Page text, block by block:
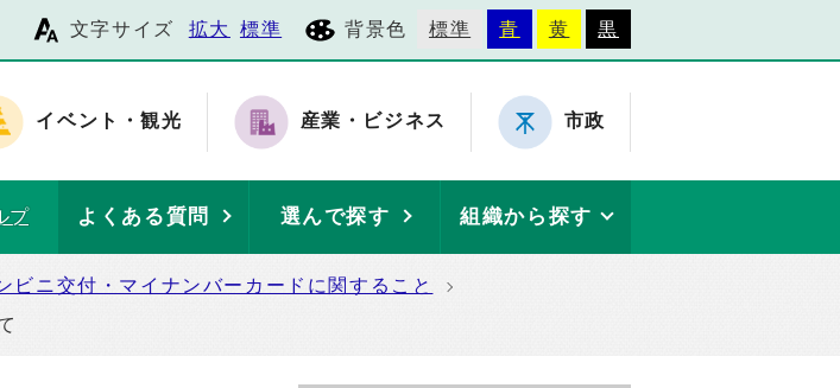
文字サイズ 拡大 標準 背景色 標準 青 黄 黒
イベント・観光 産業・ビジネス 市政
プ よくある質問 選んで探す 組織から探す
ビニ交付・マイナンバーカードに関すること